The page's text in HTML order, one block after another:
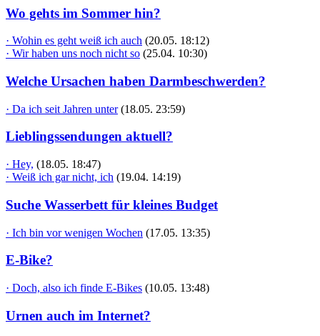
Wo gehts im Sommer hin?
· Wohin es geht weiß ich auch (20.05. 18:12)
· Wir haben uns noch nicht so (25.04. 10:30)
Welche Ursachen haben Darmbeschwerden?
· Da ich seit Jahren unter (18.05. 23:59)
Lieblingssendungen aktuell?
· Hey, (18.05. 18:47)
· Weiß ich gar nicht, ich (19.04. 14:19)
Suche Wasserbett für kleines Budget
· Ich bin vor wenigen Wochen (17.05. 13:35)
E-Bike?
· Doch, also ich finde E-Bikes (10.05. 13:48)
Urnen auch im Internet?